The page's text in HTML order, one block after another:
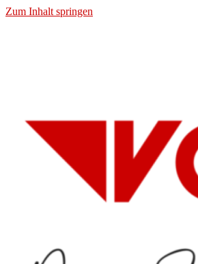
Zum Inhalt springen